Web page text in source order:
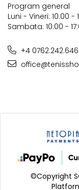
Program general
Luni - Vineri: 10:00 -
Sambata: 10:00 -
+4 0762.242.646
©Copyright